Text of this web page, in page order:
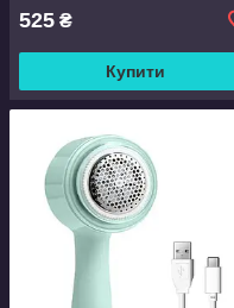
525 ₴
Купити